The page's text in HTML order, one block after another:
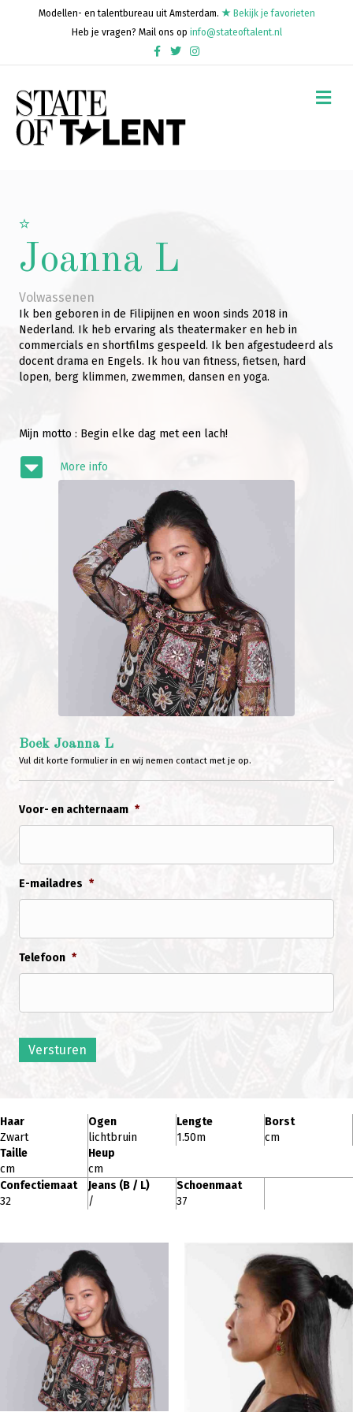
Modellen- en talentbureau uit Amsterdam.
Bekijk je favorieten
Heb je vragen? Mail ons op info@stateoftalent.nl
FacebookTwitterInstagram
Joanna L
Volwassenen
Ik ben geboren in de Filipijnen en woon sinds 2018 in
Nederland. Ik heb ervaring als theatermaker en heb in
commercials en shortfilms gespeeld. Ik ben afgestudeerd als
docent drama en Engels. Ik hou van fitness, fietsen, hard
lopen, berg klimmen, zwemmen, dansen en yoga.
Mijn motto : Begin elke dag met een lach!
More info
Boek Joanna L
Vul dit korte formulier in en wij nemen contact met je op.
Voor- en achternaam *
E-mailadres *
Telefoon *
Versturen
Haar
Zwart
Ogen
lichtbruin
Lengte
1.50m
Borst
cm
Taille
cm
Heup
cm
Confectiemaat
32
Jeans (B / L)
/
Schoenmaat
37